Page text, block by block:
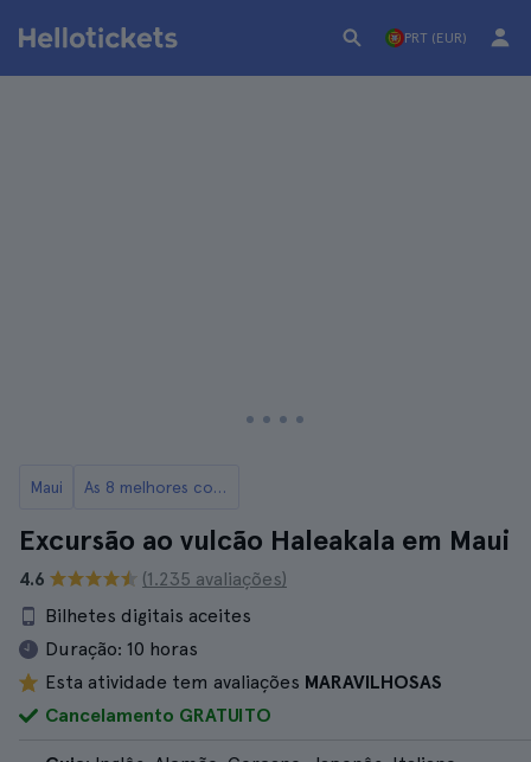
PRT (EUR)
Maui As 8 melhores coisas para fazer em Maui
Excursão ao vulcão Haleakala em Maui
4.6
(1.235 avaliações)
Bilhetes digitais aceites
Duração: 10 horas
Esta atividade tem avaliações MARAVILHOSAS
Cancelamento GRATUITO